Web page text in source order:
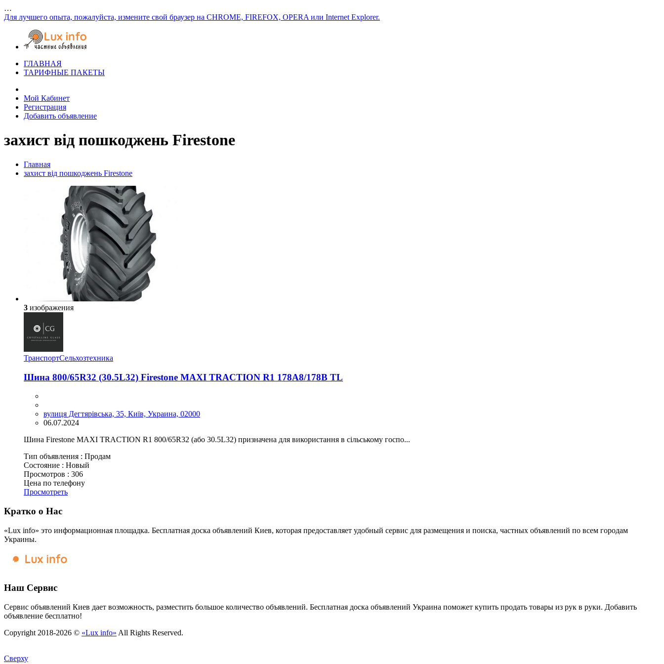
…
Для лучшего опыта, пожалуйста, измените свой браузер на CHROME, FIREFOX, OPERA или Internet Explorer.
ГЛАВНАЯ
ТАРИФНЫЕ ПАКЕТЫ
Мой Кабинет
Регистрация
Добавить объявление
захист від пошкоджень Firestone
Главная
захист від пошкоджень Firestone
3 изображения
ТранспортСельхозтехника
Шина 800/65R32 (30.5L32) Firestone MAXI TRACTION R1 178A8/178B TL
вулиця Дегтярівська, 35, Київ, Украина, 02000
06.07.2024
Шина Firestone MAXI TRACTION R1 800/65R32 (або 30.5L32) призначена для використання в сільському госпо...
Тип объявления : Продам
Состояние : Новый
Просмотров : 306
Цена по телефону
Просмотреть
Кратко о Нас
«Lux info» это информационная площадка. Бесплатная доска объявлений Киев, которая предоставляет удобный сервис для размещения и поиска, частных объявлений по всем городам
Украины.
Наш Сервис
Сервис объявлений Киев дает возможность, разместить большое количество объявлений. Бесплатная доска объявлений Украина поможет купить продать товары из рук в руки. Добавить
объявление бесплатно!
Copyright 2018-2026 © «Lux info» All Rights Reserved.
Сверху